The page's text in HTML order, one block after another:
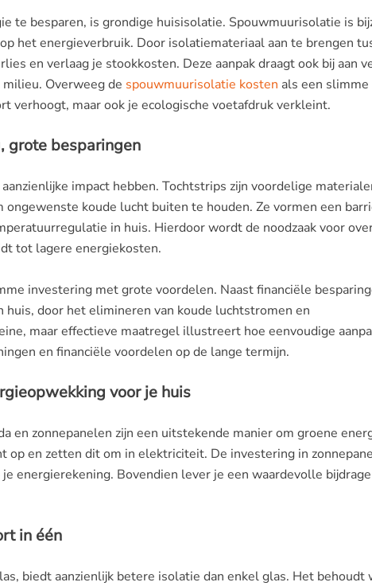
te besparen, is grondige huisisolatie. Spouwmuurisolatie is
het energieverbruik. Door isolatiemateriaal aan te brengen
en verlaag je stookkosten. Deze aanpak draagt ook bij aan
Overweeg de spouwmuurisolatie kosten als een
verhoogt, maar ook je ecologische voetafdruk verkleint.
grote besparingen
impact hebben. Tochtstrips zijn voordelige
ongewenste koude lucht buiten te houden. Ze vormen een
in huis. Hierdoor wordt de noodzaak voor
tot lagere energiekosten.
investering met grote voordelen. Naast financiële
huis, door het elimineren van koude luchtstromen en
maar effectieve maatregel illustreert hoe eenvoudige
en financiële voordelen op de lange termijn.
voor je huis
en zonnepanelen zijn een uitstekende manier om groene
op en zetten dit om in elektriciteit. De investering in
energierekening. Bovendien lever je een waardevolle bijdrage
in één
biedt aanzienlijk betere isolatie dan enkel glas. Het behoudt